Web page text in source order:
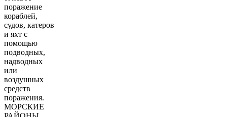
поражение
кораблей,
судов, катеров
и яхт с
помощью
подводных,
надводных
или
воздушных
средств
поражения.
МОРСКИЕ